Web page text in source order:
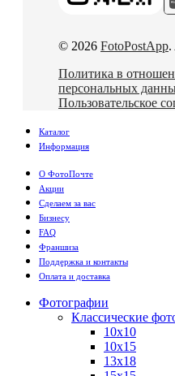
© 2026 FotoPostApp.
Политика в
персональных
Пользовательское
Каталог
Информация
О ФотоПочте
Акции
Сделаем за вас
Бизнесу
FAQ
Франшиза
Поддержка и контакты
Оплата и доставка
Фотографии
Классические
10х10
10х15
13х18